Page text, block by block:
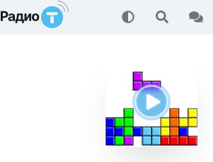
Радио-Т Подкаст